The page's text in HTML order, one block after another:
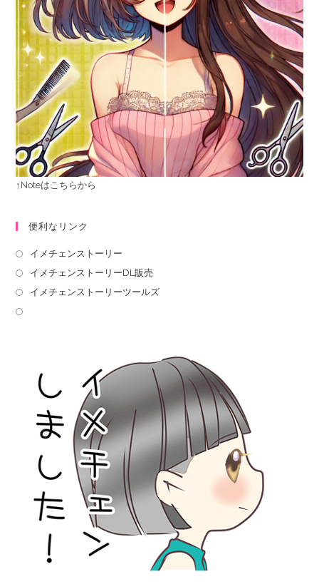
↑Noteはこちらから
便利なリンク
イメチェンストーリー
イメチェンストーリーDL販売
イメチェンストーリーツールズ